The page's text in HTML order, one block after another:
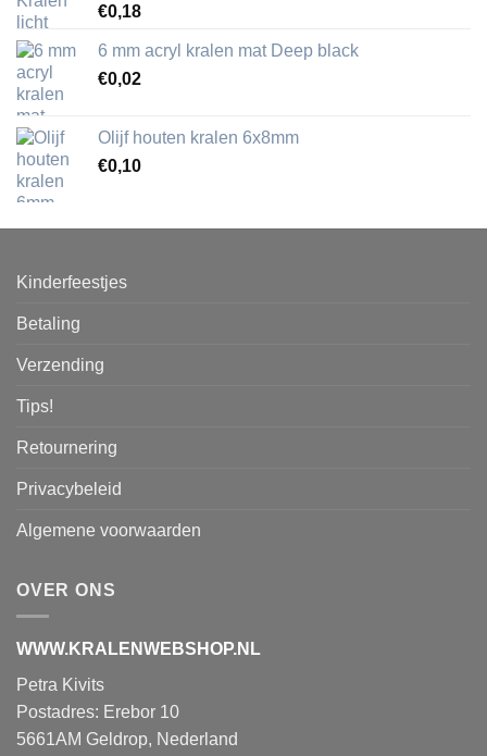
€0,18
6 mm acryl kralen mat Deep black
€0,02
Olijf houten kralen 6x8mm
€0,10
Kinderfeestjes
Betaling
Verzending
Tips!
Retournering
Privacybeleid
Algemene voorwaarden
OVER ONS
WWW.KRALENWEBSHOP.NL
Petra Kivits
Postadres: Erebor 10
5661AM Geldrop, Nederland